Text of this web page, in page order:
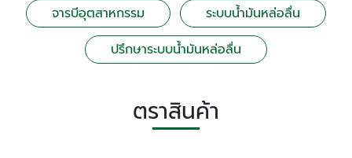
จารบีอุตสาหกรรม
ระบบน้ำมันหล่อลื่น
ปรึกษาระบบน้ำมันหล่อลื่น
ตราสินค้า